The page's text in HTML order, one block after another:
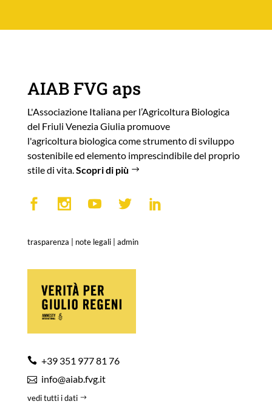
AIAB FVG aps
L'Associazione Italiana per l’Agricoltura Biologica
del Friuli Venezia Giulia promuove
l'agricoltura biologica come strumento di sviluppo
sostenibile ed elemento imprescindibile del proprio
stile di vita.Scopri di più
trasparenza note legali| admin
+39 351 977 81 76
info@aiab.fvg.it
vedi tutti i dati